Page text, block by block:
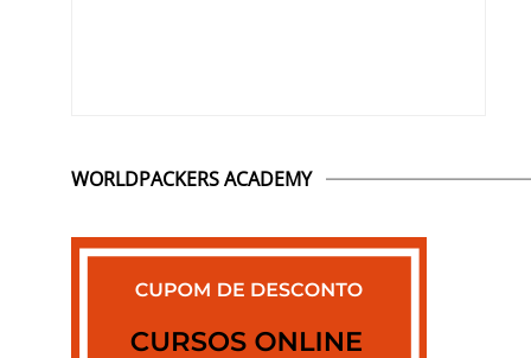
WORLDPACKERS ACADEMY